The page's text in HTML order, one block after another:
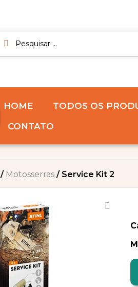
HOME TODOS OS
CONTATO
/ Motosserras / Service Kit 2